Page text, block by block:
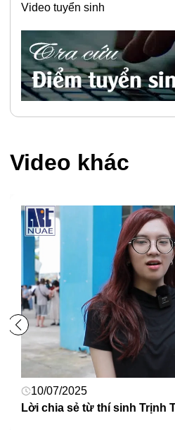
Video tuyển sinh
Video khác
10/07/2025